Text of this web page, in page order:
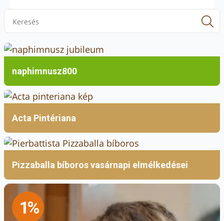
naphimnusz800
Acta Pintériana
Pizzaballa bíboros vasárnapi elmélkedései
1%